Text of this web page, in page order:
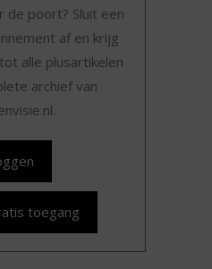
de poort? Sluit een
af en krijg
alle plusartikelen
archief van
toegang